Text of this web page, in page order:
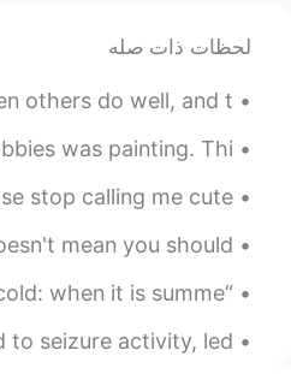
longwood
happy Canada day
Zoe
CN
EN
和很多人public
年很多人在家里
看看花火在上网
年很多人在家里
لحظات ذات صله
pay close attention to when others do well, and t...
living in Hong Kong, one of my hobbies was painting. Thi...
a little bit inside. Please stop calling me cute. ...
you can do something doesn't mean you should...
“It was one of those March days when the sun shines hot and the wind blows cold: when it is summe...
like he had a heat stroke lead to seizure activity, led...